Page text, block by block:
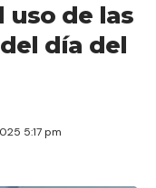
uso de las
día del
5:17 pm